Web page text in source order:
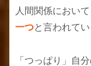
人間関係において
一つと言われてい
「つっぱり」自